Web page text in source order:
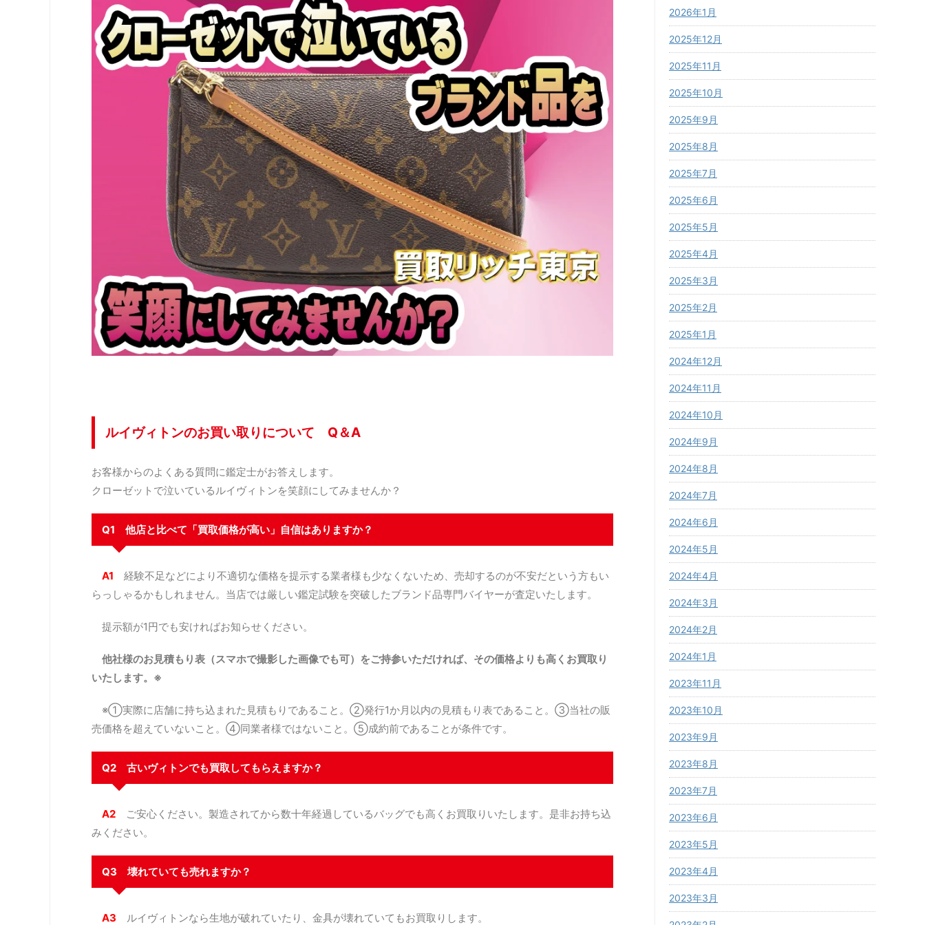
ルイヴィトンのお買い取りについて Q＆A
お客様からのよくある質問に鑑定士がお答えします。
クローゼットで泣いているルイヴィトンを笑顔にしてみませんか？
Q1 他店と比べて「買取価格が高い」自信はありますか？
A1 経験不足などにより不適切な価格を提示する業者様も少なくないため、売却するのが不安だという方もい
らっしゃるかもしれません。当店では厳しい鑑定試験を突破したブランド品専門バイヤーが査定いたします。
提示額が1円でも安ければお知らせください。
他社様のお見積もり表（スマホで撮影した画像でも可）をご持参いただければ、その価格よりも高くお買取り
いたします。※
※①実際に店舗に持ち込まれた見積もりであること。②発行1か月以内の見積もり表であること。③当社の販
売価格を超えていないこと。④同業者様ではないこと。⑤成約前であることが条件です。
Q2 古いヴィトンでも買取してもらえますか？
A2 ご安心ください。製造されてから数十年経過しているバッグでも高くお買取りいたします。是非お持ち込
みください。
Q3 壊れていても売れますか？
A3 ルイヴィトンなら生地が破れていたり、金具が壊れていてもお買取りします。
2026年1月
2025年12月
2025年11月
2025年10月
2025年9月
2025年8月
2025年7月
2025年6月
2025年5月
2025年4月
2025年3月
2025年2月
2025年1月
2024年12月
2024年11月
2024年10月
2024年9月
2024年8月
2024年7月
2024年6月
2024年5月
2024年4月
2024年3月
2024年2月
2024年1月
2023年11月
2023年10月
2023年9月
2023年8月
2023年7月
2023年6月
2023年5月
2023年4月
2023年3月